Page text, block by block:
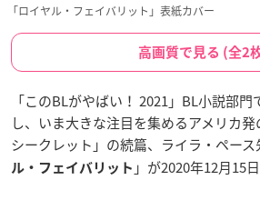
「ロイヤル・フェイバリット」表紙カバー
高画質で見る (全2
「このBLがやばい！ 2021」BL小説部
し、いま大きな注目を集めるアメリカ発
シークレット」の続篇、ライラ・ペー
ル・フェイバリット 」が2020年12月15